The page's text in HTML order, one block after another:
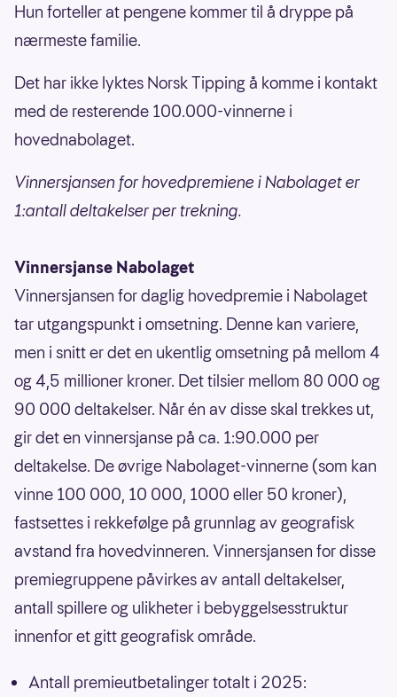
Hun forteller at pengene kommer til å dryppe på
nærmeste familie.
Det har ikke lyktes Norsk Tipping å komme i kontakt
med de resterende 100.000-vinnerne i
hovednabolaget.
Vinnersjansen for hovedpremiene i Nabolaget er
1:antall deltakelser per trekning.
Vinnersjanse Nabolaget
Vinnersjansen for daglig hovedpremie i Nabolaget
tar utgangspunkt i omsetning. Denne kan variere,
men i snitt er det en ukentlig omsetning på mellom 4
og 4,5 millioner kroner. Det tilsier mellom 80 000 og
90 000 deltakelser. Når én av disse skal trekkes ut,
gir det en vinnersjanse på ca. 1:90.000 per
deltakelse. De øvrige Nabolaget-vinnerne (som kan
vinne 100 000, 10 000, 1000 eller 50 kroner),
fastsettes i rekkefølge på grunnlag av geografisk
avstand fra hovedvinneren. Vinnersjansen for disse
premiegruppene påvirkes av antall deltakelser,
antall spillere og ulikheter i bebyggelsesstruktur
innenfor et gitt geografisk område.
Antall premieutbetalinger totalt i 2025: